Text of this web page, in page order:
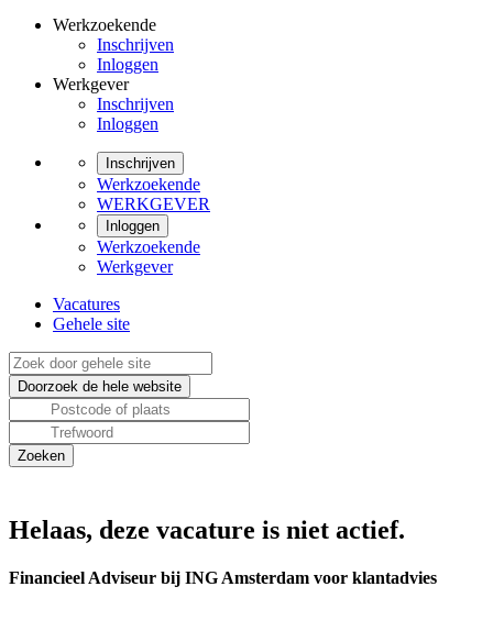
Werkzoekende
Inschrijven
Inloggen
Werkgever
Inschrijven
Inloggen
Inschrijven
Werkzoekende
WERKGEVER
Inloggen
Werkzoekende
Werkgever
Vacatures
Gehele site
Helaas, deze vacature is niet actief.
Financieel Adviseur bij ING Amsterdam voor klantadvies